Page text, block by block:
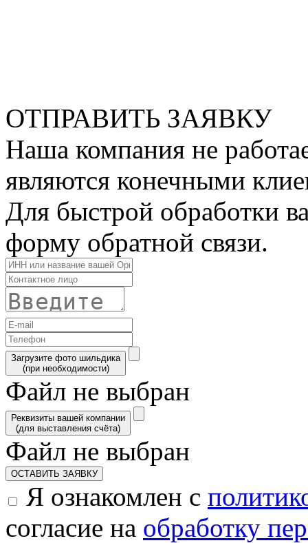
ОТПРАВИТЬ ЗАЯВКУ
Наша компания не
являются конечными
Для быстрой обработки
форму обратной связи.
Загрузите фото шильдика
(при необходимости)
Файл не выбран
Реквизиты вашей компании
(для выставления счёта)
Файл не выбран
ОСТАВИТЬ ЗАЯВКУ
Я ознакомлен с
согласие на обработку